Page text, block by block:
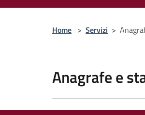
Home > Servizi >
Anagrafe e